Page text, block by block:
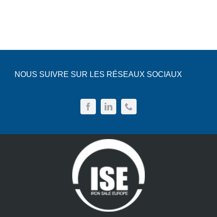
NOUS SUIVRE SUR LES RÉSEAUX SOCIAUX